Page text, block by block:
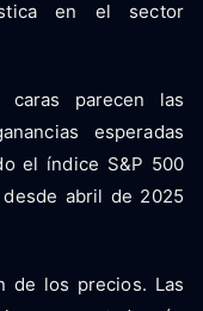
en el sector
caras parecen las
esperadas
el índice S&P 500
abril de 2025
de los precios. Las